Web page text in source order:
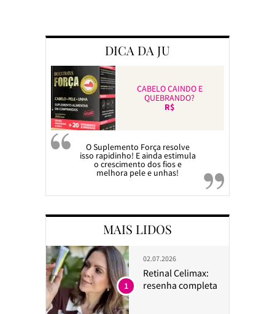
DICA DA JU
CABELO CAINDO E
QUEBRANDO?
R$
O Suplemento Força resolve
isso rapidinho! E ainda estimula
o crescimento dos fios e
melhora pele e unhas!
MAIS LIDOS
02.07.2026
Retinal Celimax:
resenha completa
1